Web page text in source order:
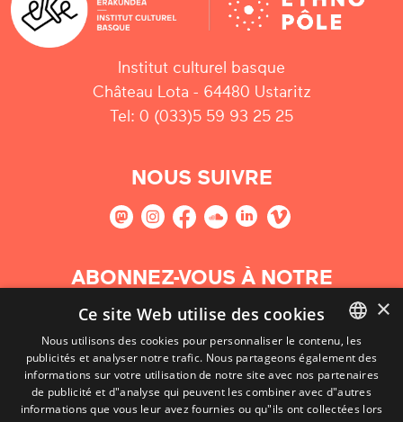
Institut culturel basque
Château Lota - 64480 Ustaritz
Tel: 0 (033)5 59 93 25 25
NOUS SUIVRE
ABONNEZ-VOUS À NOTRE
NEWSLETTER
S'abonner
BASQUE
FRENCH
×
Ce site Web utilise des cookies
Nous utilisons des cookies pour personnaliser le contenu, les
publicités et analyser notre trafic. Nous partageons également des
informations sur votre utilisation de notre site avec nos partenaires
de publicité et d"analyse qui peuvent les combiner avec d"autres
informations que vous leur avez fournies ou qu"ils ont collectées lors